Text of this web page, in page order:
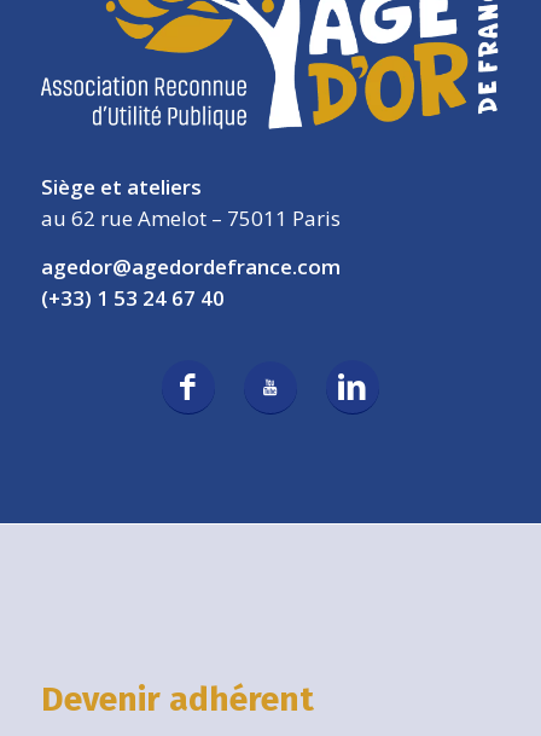
Siège et ateliers
au 62 rue Amelot – 75011 Paris
agedor@agedordefrance.com
(+33) 1 53 24 67 40
Devenir adhérent